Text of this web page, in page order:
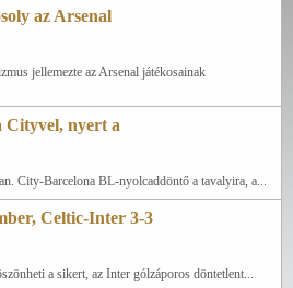
az Arsenal
jellemezte az Arsenal játékosainak
Cityvel, nyert a
City-Barcelona BL-nyolcaddöntő a tavalyira, a...
Celtic-Inter 3-3
a sikert, az Inter gólzáporos döntetlent...